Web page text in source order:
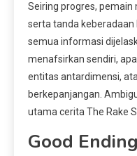
Seiring progres,
serta tanda keberadaan
semua informasi
menafsirkan sendiri,
entitas antardimensi,
berkepanjangan.
utama cerita The Rake
Good